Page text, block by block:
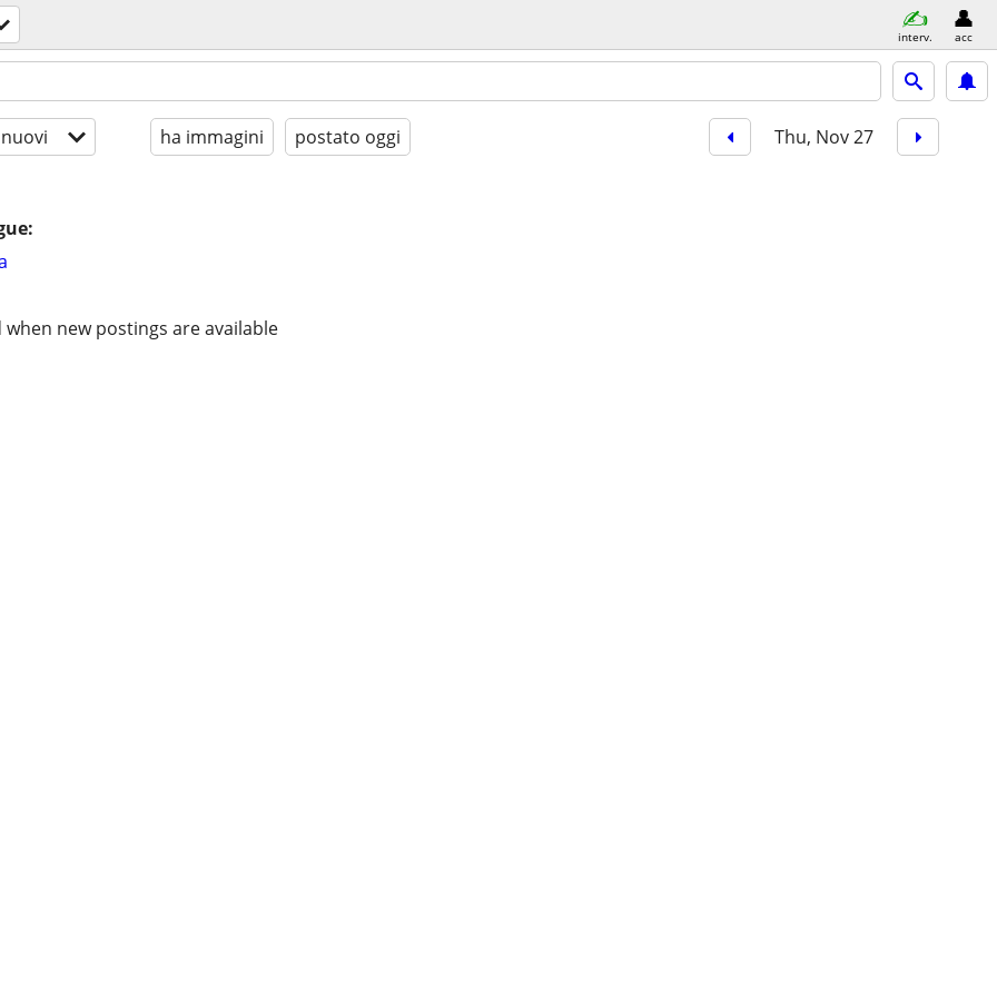
interv. acc
ha immagini postato oggi Thu, Nov 27
new postings are available